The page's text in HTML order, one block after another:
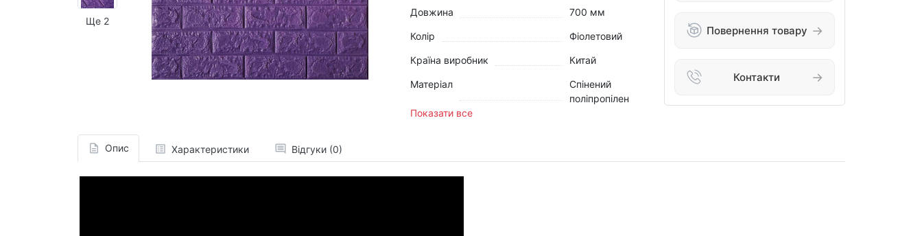
Ще 2
Повернення товару
Контакти
Довжина 700 мм
Колір Фіолетовий
Країна виробник Китай
Матеріал
Спінений
поліпропілен
Показати все
Опис Характеристики Відгуки (0)